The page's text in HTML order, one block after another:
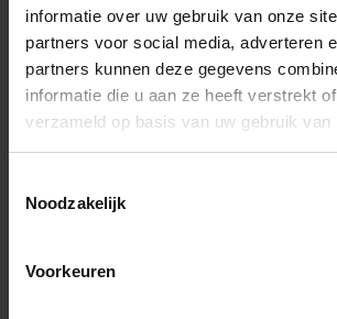
informatie over uw gebruik van onze
partners voor social media, adverteren
partners kunnen deze gegevens
informatie die u aan ze heeft verstrekt
verzameld op basis van uw gebruik van
Noodzakelijk
Voorkeuren
SKU 569846